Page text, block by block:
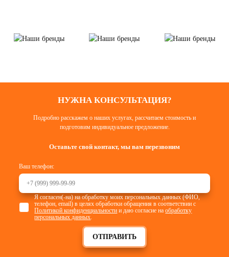
НУЖНА КОНСУЛЬТАЦИЯ?
Подробно расскажем о наших услугах, рассчитаем стоимость и
подготовим индивидуальное предложение.
Оставьте свой контакт, мы вам перезвоним
Ваш телефон:
ОТПРАВИТЬ
Я согласен(-на) на обработку моих персональных данных (ФИО,
телефон, email) в целях обработки обращения в соответствии с
Политикой конфиденциальности и даю согласие наобработку
персональных данных